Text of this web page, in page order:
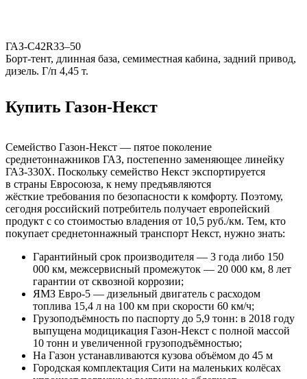
ГАЗ-C42R33–50
Борт-тент, длинная база, семиместная кабина, задний привод,
дизель. Г/п 4,45 т.
Купить Газон-Некст
Семейство Газон-Некст — пятое поколение
среднетоннажников ГАЗ, постепенно заменяющее линейку
ГАЗ-330Х. Поскольку семейство Некст экспортируется
в страны Евросоюза, к нему предъявляются
жёсткие требования по безопасности к комфорту. Поэтому,
сегодня российский потребитель получает европейский
продукт с со стоимостью владения от 10,5 руб./км. Тем, кто
покупает среднетоннажный транспорт Некст, нужно знать:
Гарантийный срок производителя — 3 года либо 150
000 км, межсервисный промежуток — 20 000 км, 8 лет
гарантии от сквозной коррозии;
ЯМЗ Евро-5 — дизельный двигатель с расходом
топлива 15,4 л на 100 км при скорости 60 км/ч;
Грузоподъёмность по паспорту до 5,9 тонн: в 2018 году
выпущена модицикация Газон-Некст с полной массой
10 тонн и увеличенной грузоподъёмностью;
На Газон устанавливаются кузова объёмом до 45 м
Городская комплектация Сити на маленьких колёсах